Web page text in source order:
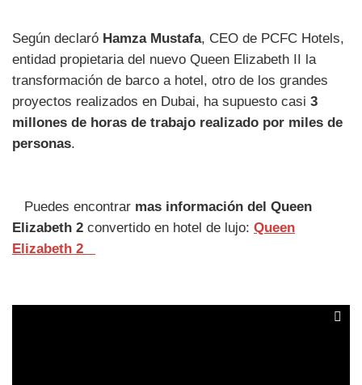
Según declaró Hamza Mustafa, CEO de PCFC Hotels,
entidad propietaria del nuevo Queen Elizabeth II la
transformación de barco a hotel, otro de los grandes
proyectos realizados en Dubai, ha supuesto casi 3
millones de horas de trabajo realizado por miles de
personas.
Puedes encontrar mas información del Queen
Elizabeth 2 convertido en hotel de lujo: Queen
Elizabeth 2